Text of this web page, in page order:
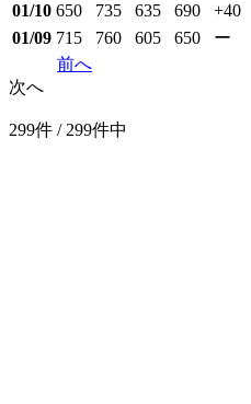
01/10 650 735 635 690 +40
01/09 715 760 605 650 ー
前へ
次へ
299件 / 299件中